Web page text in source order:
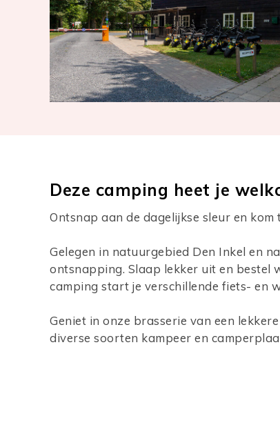
Deze camping heet je
Ontsnap aan de dagelijkse sleur en
Gelegen in natuurgebied Den Inkel en
ontsnapping. Slaap lekker uit en bestel
camping start je verschillende fiets- en
Geniet in onze brasserie van een
diverse soorten kampeer en